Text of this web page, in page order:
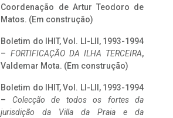
Coordenação de Artur Teodoro de
Matos. (Em construção)
Boletim do IHIT, Vol. LI-LII, 1993-1994
– FORTIFICAÇÃO DA ILHA TERCEIRA,
Valdemar Mota. (Em construção)
Boletim do IHIT, Vol. LI-LII, 1993-1994
– Colecção de todos os fortes da
jurisdição da Villa da Praia e da